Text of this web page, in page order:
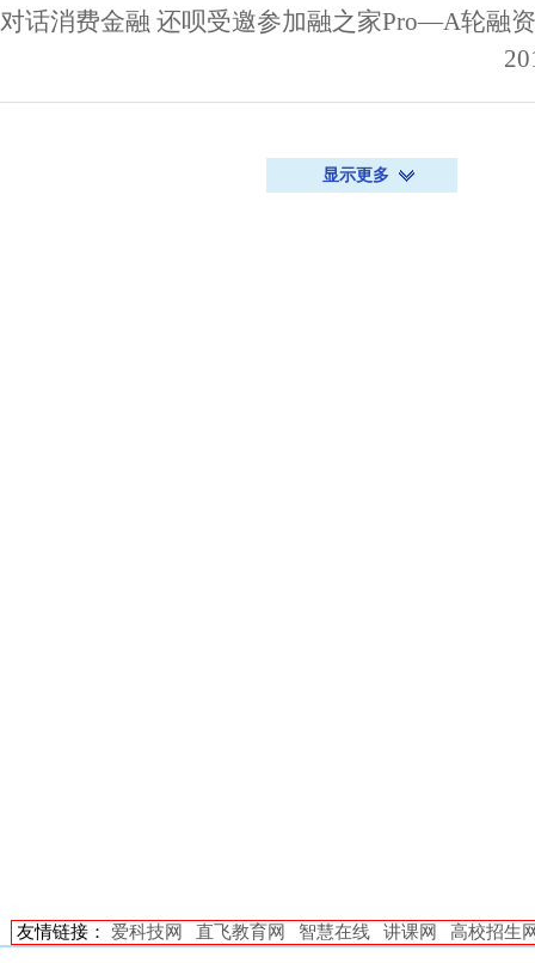
对话消费金融 还呗受邀参加融之家Pro—A轮融
友情链接： 爱科技网 直飞教育网 智慧在线 讲课网 高校招生